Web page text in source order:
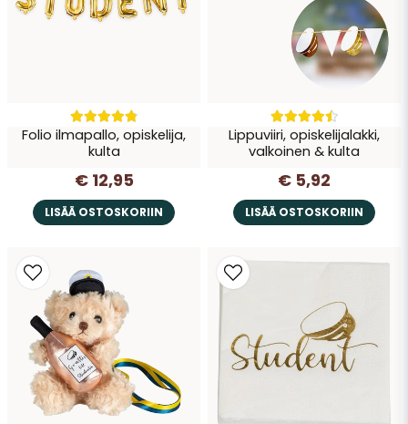
Therese
Folio ilmapallo, opiskelija,
kulta
€ 12,95
LISÄÄ OSTOSKORIIN
Lippuviiri, opiskelijalakki,
valkoinen & kulta
€ 5,92
LISÄÄ OSTOSKORIIN